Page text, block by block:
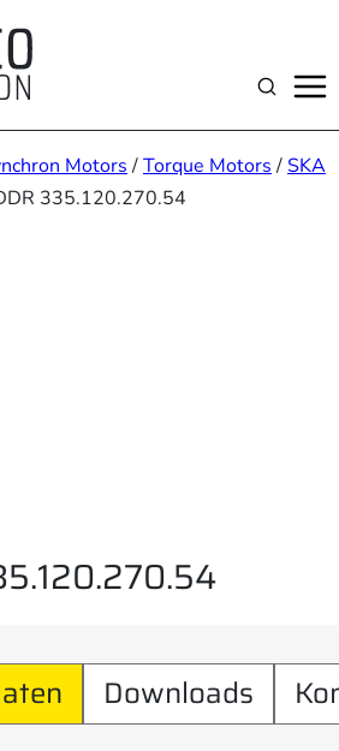
Suchen
Motors /Torque Motors /SKA
335.120.270.54
Downloads